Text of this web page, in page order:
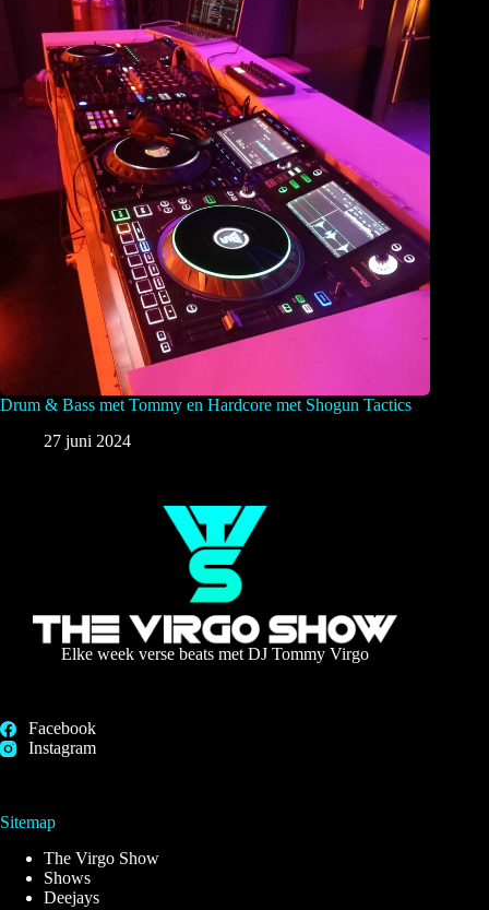
Drum & Bass met Tommy en Hardcore met Shogun Tactics
27 juni 2024
Elke week verse beats met DJ Tommy Virgo
Facebook
Instagram
Sitemap
The Virgo Show
Shows
Deejays